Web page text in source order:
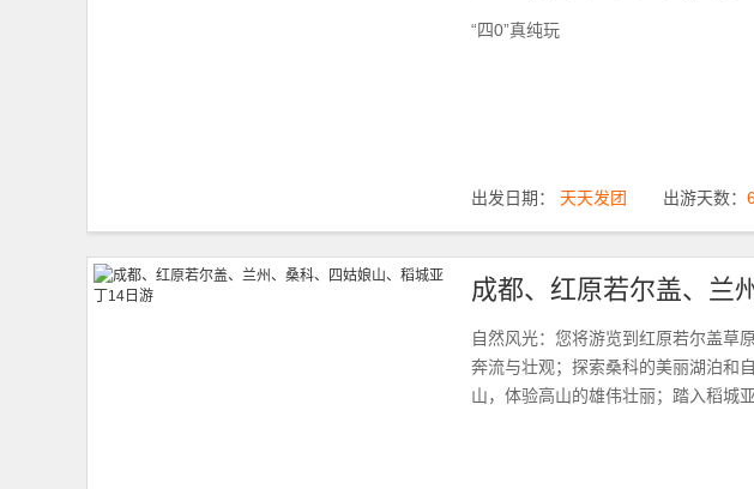
出发日期： 天天发团 出游天数：
“四0”真纯玩
成都、红原若尔盖、兰
自然风光：您将游览到红原若尔盖草
奔流与壮观；探索桑科的美丽湖泊和
山，体验高山的雄伟壮丽；踏入稻城